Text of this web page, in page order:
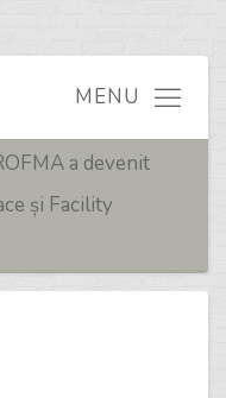
a devenit
și Facility